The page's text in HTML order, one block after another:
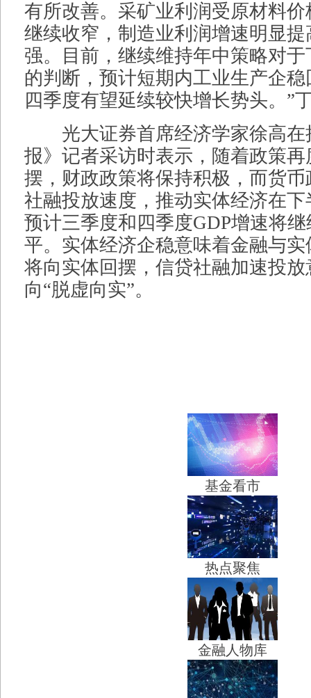
有所改善。采矿业利润受原材料
继续收窄，制造业利润增速明显
强。目前，继续维持年中策略对
的判断，预计短期内工业生产企
四季度有望延续较快增长势头。”
光大证券首席经济学家徐高在
报》记者采访时表示，随着政策
摆，财政政策将保持积极，而货
社融投放速度，推动实体经济在
预计三季度和四季度GDP增速将
平。实体经济企稳意味着金融与
将向实体回摆，信贷社融加速投
向“脱虚向实”。
基金看市
热点聚焦
金融人物库